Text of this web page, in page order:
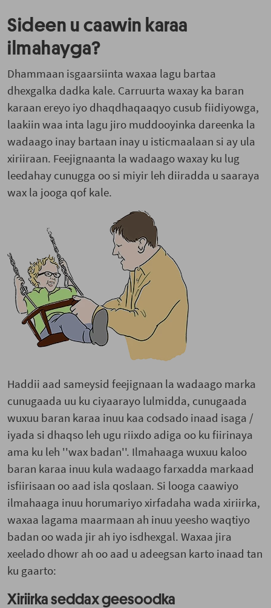
Sideen u caawin karaa
ilmahayga?
Dhammaan isgaarsiinta waxaa lagu bartaa
dhexgalka dadka kale. Carruurta waxay ka baran
karaan ereyo iyo dhaqdhaqaaqyo cusub fiidiyowga,
laakiin waa inta lagu jiro muddooyinka dareenka la
wadaago inay bartaan inay u isticmaalaan si ay ula
xiriiraan. Feejignaanta la wadaago waxay ku lug
leedahay cunugga oo si miyir leh diiradda u saaraya
wax la jooga qof kale.
Haddii aad sameysid feejignaan la wadaago marka
cunugaada uu ku ciyaarayo lulmidda, cunugaada
wuxuu baran karaa inuu kaa codsado inaad isaga /
iyada si dhaqso leh ugu riixdo adiga oo ku fiirinaya
ama ku leh ''wax badan''. Ilmahaaga wuxuu kaloo
baran karaa inuu kula wadaago farxadda markaad
isfiirisaan oo aad isla qoslaan. Si looga caawiyo
ilmahaaga inuu horumariyo xirfadaha wada xiriirka,
waxaa lagama maarmaan ah inuu yeesho waqtiyo
badan oo wada jir ah iyo isdhexgal. Waxaa jira
xeelado dhowr ah oo aad u adeegsan karto inaad tan
ku gaarto:
Xiriirka seddax geesoodka